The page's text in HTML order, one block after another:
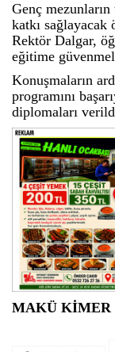
Genç
katkı
Rektör Dalgar,
eğitime
Konuşmaların
programını
diplomaları
MAKÜ KİMER